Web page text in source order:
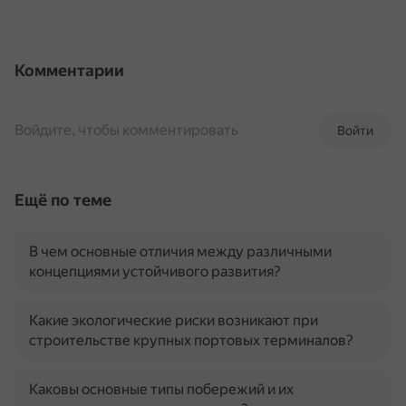
Комментарии
Войти
Войдите, чтобы комментировать
Ещё по теме
В чем основные отличия между различными
концепциями устойчивого развития?
Какие экологические риски возникают при
строительстве крупных портовых терминалов?
Каковы основные типы побережий и их